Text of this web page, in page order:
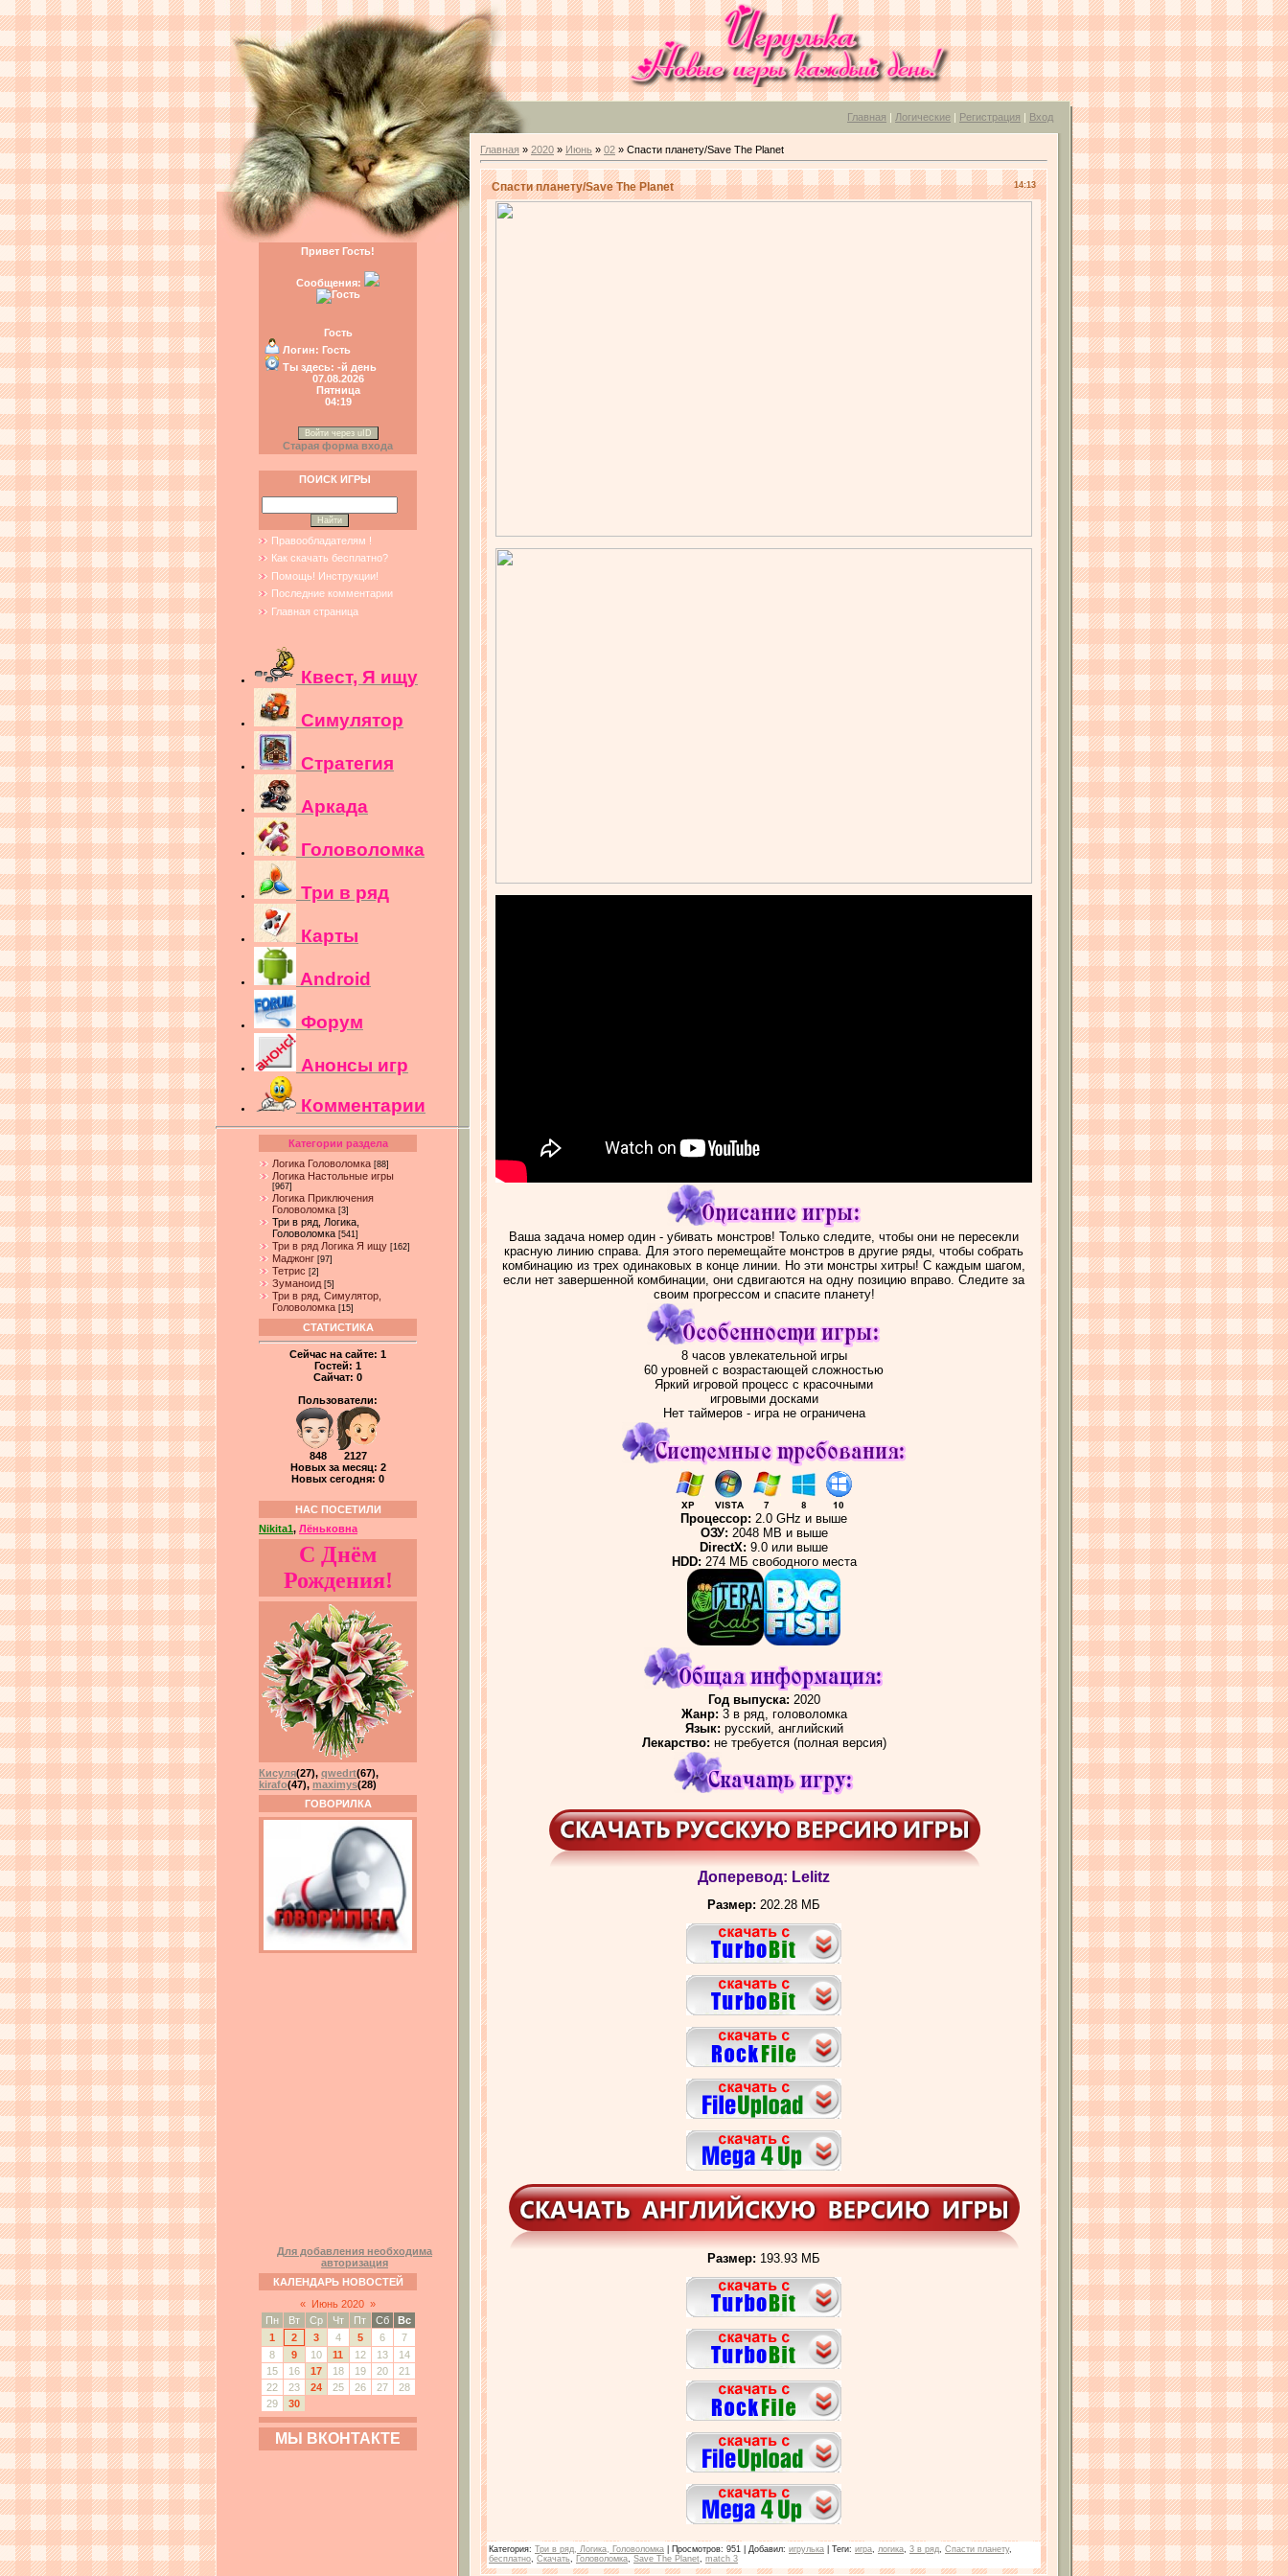
Главная | Логические | Регистрация | Вход
Привет Гость!
Сообщения:
Гость
Логин: Гость
Ты здесь: -й день
07.08.2026
Пятница
04:19
Войти через uID
Старая форма входа
ПОИСК ИГРЫ
Правообладателям !
Как скачать бесплатно?
Помощь! Инструкции!
Последние комментарии
Главная страница
Квест, Я ищу
Симулятор
Стратегия
Аркада
Головоломка
Три в ряд
Карты
Android
Форум
Анонсы игр
Комментарии
Категории раздела
Логика Головоломка [88]
Логика Настольные игры
[967]
Логика Приключения
Головоломка [3]
Три в ряд, Логика,
Головоломка [541]
Три в ряд Логика Я ищу [162]
Маджонг [97]
Тетрис [2]
Зуманоид [5]
Три в ряд, Симулятор,
Головоломка [15]
СТАТИСТИКА
Сейчас на сайте: 1
Гостей: 1
Сайчат: 0
Пользователи:
848 2127
Новых за месяц: 2
Новых сегодня: 0
НАС ПОСЕТИЛИ
Nikita1, Лёньковна
С Днём
Рождения!
Кисуля(27), qwedrt(67),
kirafo(47), maximys(28)
ГОВОРИЛКА
Для добавления необходима
авторизация
КАЛЕНДАРЬ НОВОСТЕЙ
«
Июнь 2020 »
Пн
Вт Ср Чт Пт Сб
Вс
1
2 3 4 5 6
7
8
9 10 11 12 13
14
15
16 17 18 19 20
21
22
23 24 25 26 27
28
29
30
МЫ ВКОНТАКТЕ
Главная » 2020 » Июнь » 02 » Спасти планету/Save The Planet
14:13
Спасти планету/Save The Planet
Ваша задача номер один - убивать монстров! Только следите, чтобы они не пересекли
красную линию справа. Для этого перемещайте монстров в другие ряды, чтобы собрать
комбинацию из трех одинаковых в конце линии. Но эти монстры хитры! С каждым шагом,
если нет завершенной комбинации, они сдвигаются на одну позицию вправо. Следите за
своим прогрессом и спасите планету!
8 часов увлекательной игры
60 уровней с возрастающей сложностью
Яркий игровой процесс с красочными
игровыми досками
Нет таймеров - игра не ограничена
Процессор: 2.0 GHz и выше
ОЗУ: 2048 MB и выше
DirectX: 9.0 или выше
HDD: 274 МБ свободного места
Год выпуска: 2020
Жанр: 3 в ряд, головоломка
Язык: русский, английский
Лекарство: не требуется (полная версия)
Доперевод: Lelitz
Размер: 202.28 МБ
Размер: 193.93 МБ
Категория: Три в ряд, Логика, Головоломка Просмотров: 951 | Добавил: игрулька Теги: игра логика 3 в ряд Спасти планету,
бесплатно Скачать Головоломка Save The Planet match 3